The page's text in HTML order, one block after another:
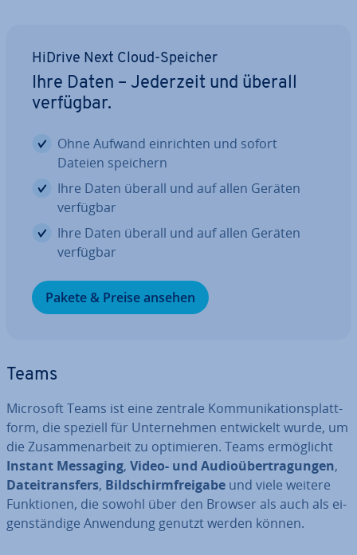
HiDrive Next Cloud-Speicher
Ihre Daten – Jederzeit und überall
verfügbar.
Ohne Aufwand ein­rich­ten und sofort
Dateien speichern
Ihre Daten überall und auf allen Geräten
verfügbar
Ihre Daten überall und auf allen Geräten
verfügbar
Pakete & Preise ansehen
Teams
Microsoft Teams ist eine zentrale Kom­mu­ni­ka­ti­ons­platt­
form, die speziell für Un­ter­neh­men ent­wi­ckelt wurde, um
die Zu­sam­men­ar­beit zu op­ti­mie­ren. Teams er­mög­licht
Instant Messaging, Video- und Au­dio­über­tra­gun­gen,
Da­tei­trans­fers, Bild­schirm­frei­ga­be und viele weitere
Funk­tio­nen, die sowohl über den Browser als auch als ei­
gen­stän­di­ge Anwendung genutzt werden können.